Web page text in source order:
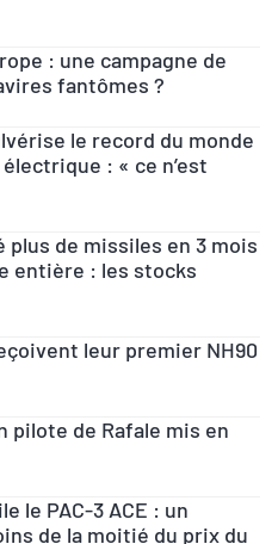
: une campagne de
fantômes ?
le record du monde
: « ce n’est
de missiles en 3 mois
entière : les stocks
leur premier NH90
pilote de Rafale mis en
le PAC-3 ACE : un
de la moitié du prix du